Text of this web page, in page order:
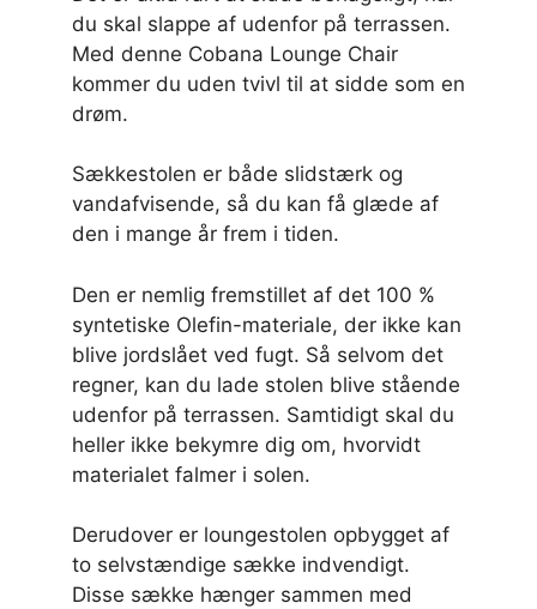
du skal slappe af udenfor på terrassen.
Med denne Cobana Lounge Chair
kommer du uden tvivl til at sidde som en
drøm.
Sækkestolen er både slidstærk og
vandafvisende, så du kan få glæde af
den i mange år frem i tiden.
Den er nemlig fremstillet af det 100 %
syntetiske Olefin-materiale, der ikke kan
blive jordslået ved fugt. Så selvom det
regner, kan du lade stolen blive stående
udenfor på terrassen. Samtidigt skal du
heller ikke bekymre dig om, hvorvidt
materialet falmer i solen.
Derudover er loungestolen opbygget af
to selvstændige sække indvendigt.
Disse sække hænger sammen med